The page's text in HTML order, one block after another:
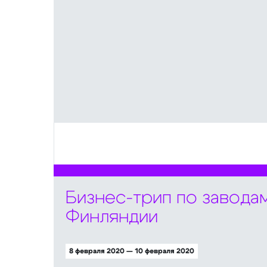
Бизнес-трип по
Финляндии
8 февраля 2020 — 10 февраля 2020